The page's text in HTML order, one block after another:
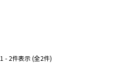
1 - 2件表示 (全2件)